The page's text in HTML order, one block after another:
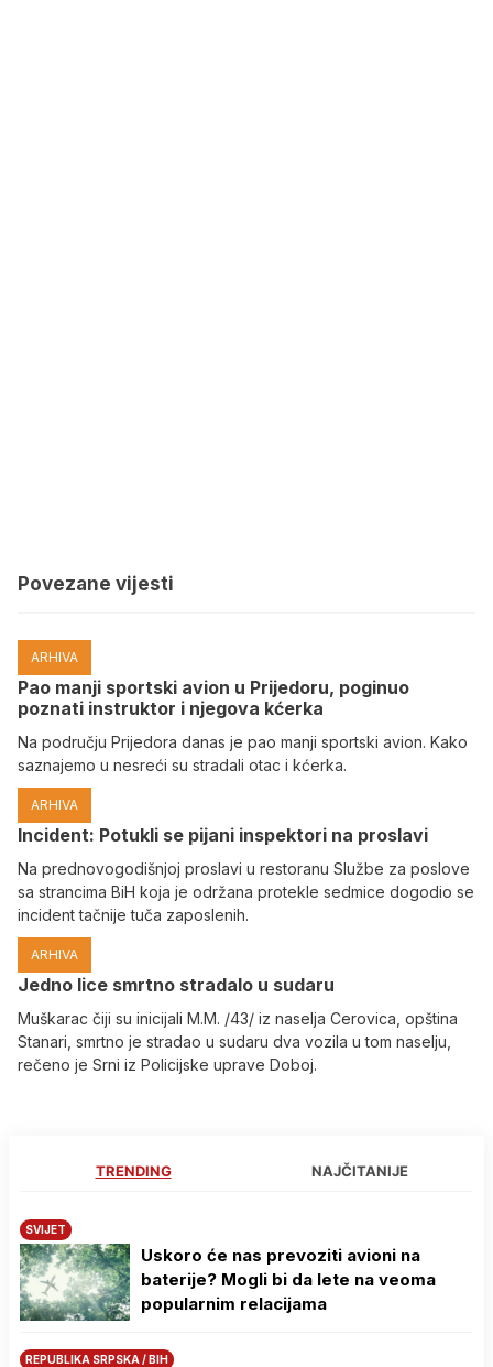
Povezane vijesti
ARHIVA
Pao manji sportski avion u Prijedoru, poginuo
poznati instruktor i njegova kćerka
Na području Prijedora danas je pao manji sportski avion. Kako
saznajemo u nesreći su stradali otac i kćerka.
ARHIVA
Incident: Potukli se pijani inspektori na proslavi
Na prednovogodišnjoj proslavi u restoranu Službe za poslove
sa strancima BiH koja je održana protekle sedmice dogodio se
incident tačnije tuča zaposlenih.
ARHIVA
Јedno lice smrtno stradalo u sudaru
Muškarac čiji su inicijali M.M. /43/ iz naselja Cerovica, opština
Stanari, smrtno je stradao u sudaru dva vozila u tom naselju,
rečeno je Srni iz Policijske uprave Doboj.
TRENDING NAJČITANIJE
SVIJET
Uskoro će nas prevoziti avioni na
baterije? Mogli bi da lete na veoma
popularnim relacijama
REPUBLIKA SRPSKA / BIH